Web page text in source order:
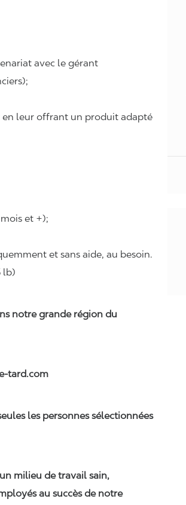
avec le gérant
en leur offrant un produit adapté
et +);
et sans aide, au besoin.
lb)
notre grande région du
tard.com
les personnes sélectionnées
milieu de travail sain,
au succès de notre